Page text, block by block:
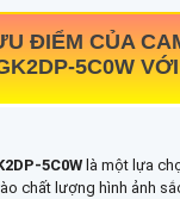
ĐIỂM CỦA
5C0W
5C0W là một lựa
chất lượng hình ảnh